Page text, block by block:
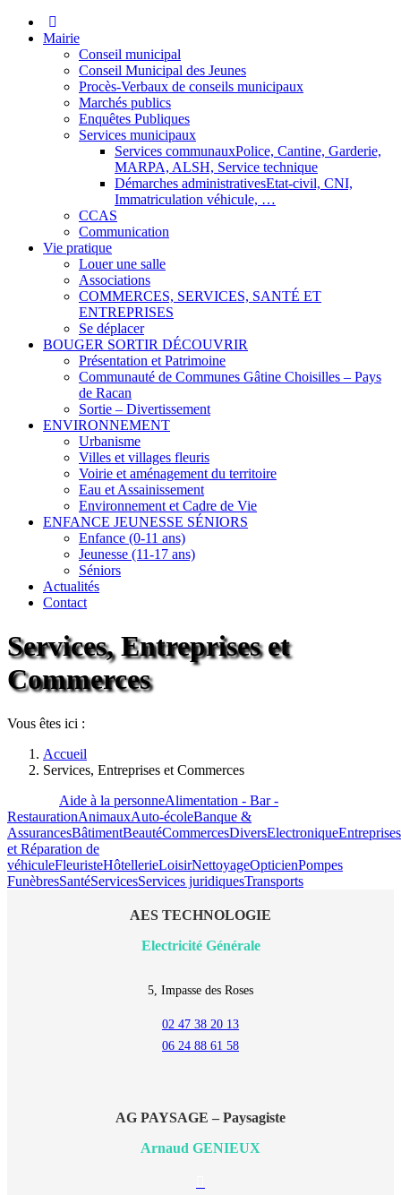
Mairie
Conseil municipal
Conseil Municipal des Jeunes
Procès-Verbaux de conseils municipaux
Marchés publics
Enquêtes Publiques
Services municipaux
Services communauxPolice, Cantine, Garderie,
MARPA, ALSH, Service technique
Démarches administrativesEtat-civil, CNI,
Immatriculation véhicule, …
CCAS
Communication
Vie pratique
Louer une salle
Associations
COMMERCES, SERVICES, SANTÉ ET
ENTREPRISES
Se déplacer
BOUGER SORTIR DÉCOUVRIR
Présentation et Patrimoine
Communauté de Communes Gâtine Choisilles – Pays
de Racan
Sortie – Divertissement
ENVIRONNEMENT
Urbanisme
Villes et villages fleuris
Voirie et aménagement du territoire
Eau et Assainissement
Environnement et Cadre de Vie
ENFANCE JEUNESSE SÉNIORS
Enfance (0-11 ans)
Jeunesse (11-17 ans)
Séniors
Actualités
Contact
Services, Entreprises et
Commerces
Vous êtes ici :
Accueil
Services, Entreprises et Commerces
Aide à la personneAlimentation - Bar -
RestaurationAnimauxAuto-écoleBanque &
AssurancesBâtimentBeautéCommercesDiversElectroniqueEntreprises
et Réparation de
véhiculeFleuristeHôtellerieLoisirNettoyageOpticienPompes
FunèbresSantéServicesServices juridiquesTransports
AES TECHNOLOGIE
Electricité Générale
5, Impasse des Roses
02 47 38 20 13
06 24 88 61 58
AG PAYSAGE – Paysagiste
Arnaud GENIEUX